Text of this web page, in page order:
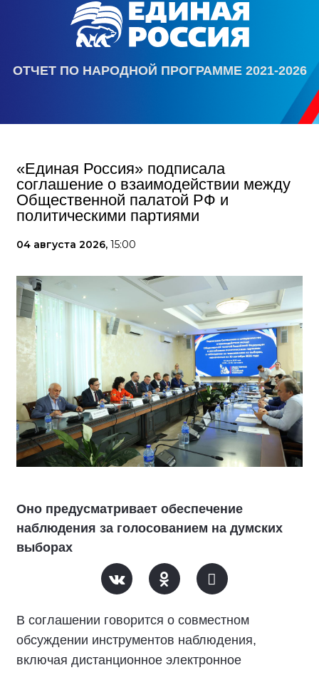
ОТЧЕТ ПО НАРОДНОЙ ПРОГРАММЕ 2021-2026
«Единая Россия» подписала
соглашение о взаимодействии между
Общественной палатой РФ и
политическими партиями
04 августа 2026, 15:00
Оно предусматривает обеспечение
наблюдения за голосованием на думских
выборах
В соглашении говорится о совместном
обсуждении инструментов наблюдения,
включая дистанционное электронное